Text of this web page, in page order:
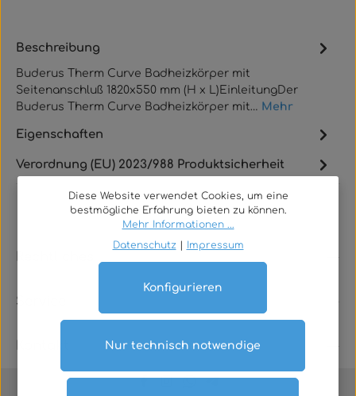
Beschreibung
Buderus Therm Curve Badheizkörper mit
Seitenanschluß 1820x550 mm (H x L)EinleitungDer
Buderus Therm Curve Badheizkörper mit… Mehr
Eigenschaften
Verordnung (EU) 2023/988 Produktsicherheit
Service
Diese Website verwendet Cookies, um eine
bestmögliche Erfahrung bieten zu können.
Mehr Informationen ...
Datenschutz
Impressum
Nur technisch notwendige
Konfigurieren